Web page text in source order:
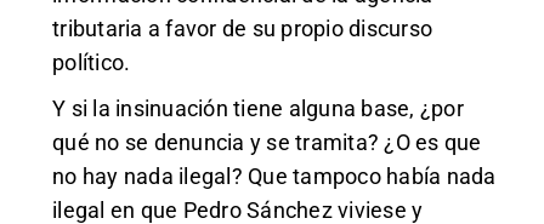
tributaria a favor de su propio discurso
político.
Y si la insinuación tiene alguna base, ¿por
qué no se denuncia y se tramita? ¿O es que
no hay nada ilegal? Que tampoco había nada
ilegal en que Pedro Sánchez viviese y